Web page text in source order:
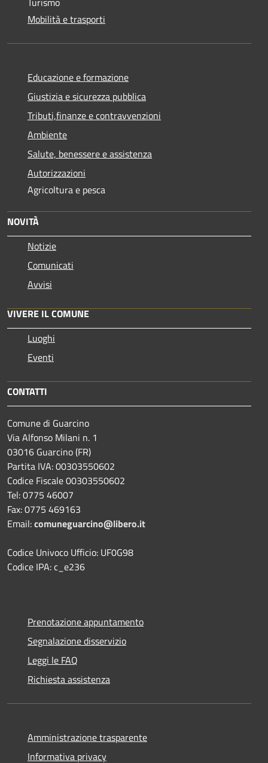
Mobilità e trasporti
Educazione e formazione
Giustizia e sicurezza pubblica
Tributi,finanze e contravvenzioni
Ambiente
Salute, benessere e assistenza
Autorizzazioni
Agricoltura e pesca
NOVITÀ
Notizie
Comunicati
Avvisi
VIVERE IL COMUNE
Luoghi
Eventi
CONTATTI
Comune di Guarcino
Via Alfonso Milani n. 1
03016 Guarcino (FR)
Partita IVA: 00303550602
Codice Fiscale 00303550602
Tel: 0775 46007
Fax: 0775 469163
Email:comuneguarcino@libero.it
Codice Univoco Ufficio: UF0G98
Codice IPA: c_e236
Prenotazione appuntamento
Segnalazione disservizio
Leggi le FAQ
Richiesta assistenza
Amministrazione trasparente
Informativa privacy